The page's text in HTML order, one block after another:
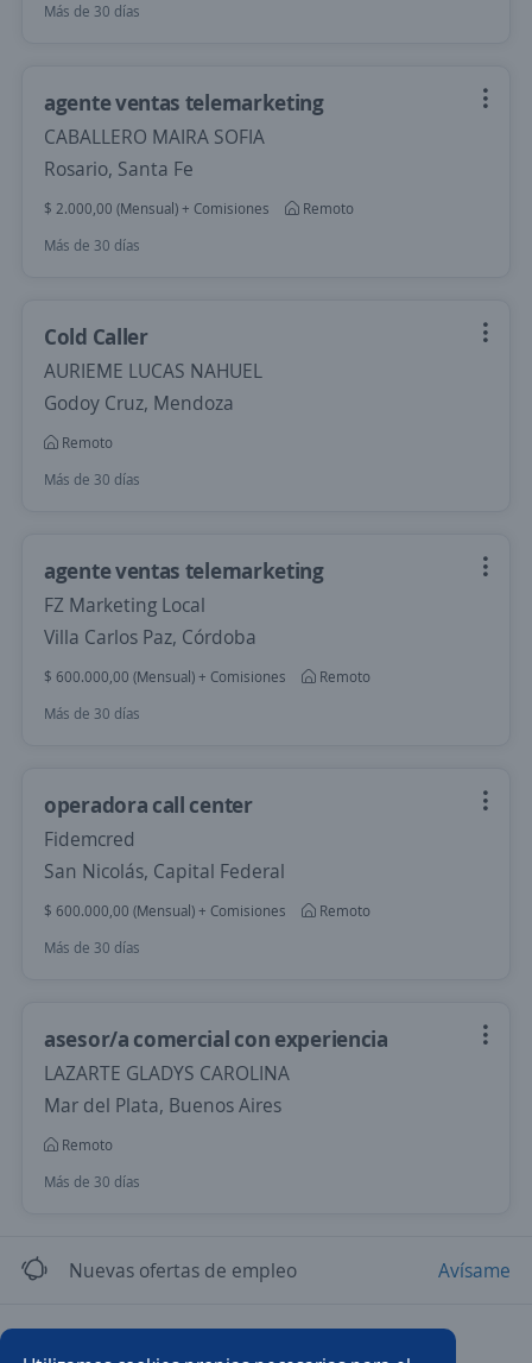
Más de 30 días
agente ventas telemarketing
CABALLERO MAIRA SOFIA
Rosario, Santa Fe
$ 2.000,00 (Mensual) + Comisiones
Remoto
Más de 30 días
Cold Caller
AURIEME LUCAS NAHUEL
Godoy Cruz, Mendoza
Remoto
Más de 30 días
agente ventas telemarketing
FZ Marketing Local
Villa Carlos Paz, Córdoba
$ 600.000,00 (Mensual) + Comisiones
Remoto
Más de 30 días
operadora call center
Fidemcred
San Nicolás, Capital Federal
$ 600.000,00 (Mensual) + Comisiones
Remoto
Más de 30 días
asesor/a comercial con experiencia
LAZARTE GLADYS CAROLINA
Mar del Plata, Buenos Aires
Remoto
Más de 30 días
Nuevas ofertas de empleo Avísame